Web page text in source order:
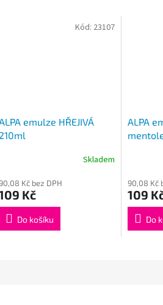
ALPA emulze HŘEJIVÁ
210ml
Skladem
Kč bez DPH
Kč
Do košíku
Kód: 23107
ALPA
90,08 Kč
109
Do